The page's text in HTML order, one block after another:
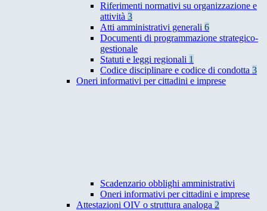
Riferimenti normativi su organizzazione e
attività 3
Atti amministrativi generali 6
Documenti di programmazione strategico-
gestionale
Statuti e leggi regionali 1
Codice disciplinare e codice di condotta 3
Oneri informativi per cittadini e imprese
Scadenzario obblighi amministrativi
Oneri informativi per cittadini e imprese
Attestazioni OIV o struttura analoga 2